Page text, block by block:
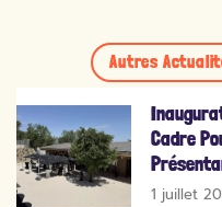
Autres
Cadre
1 juillet